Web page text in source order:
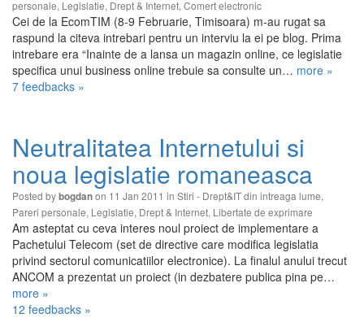
personale, Legislatie, Drept & Internet, Comert electronic
Cei de la EcomTIM (8-9 Februarie, Timisoara) m-au rugat sa
raspund la citeva intrebari pentru un interviu la ei pe blog. Prima
intrebare era “Inainte de a lansa un magazin online, ce legislatie
specifica unui business online trebuie sa consulte un… more »
7 feedbacks »
Neutralitatea Internetului si
noua legislatie romaneasca
Posted bybogdanon 11 Jan 2011 in Stiri - Drept&IT din intreaga lume,
Pareri personale, Legislatie, Drept & Internet, Libertate de exprimare
Am asteptat cu ceva interes noul proiect de implementare a
Pachetului Telecom (set de directive care modifica legislatia
privind sectorul comunicatiilor electronice). La finalul anului trecut
ANCOM a prezentat un proiect (in dezbatere publica pina pe…
more »
12 feedbacks »